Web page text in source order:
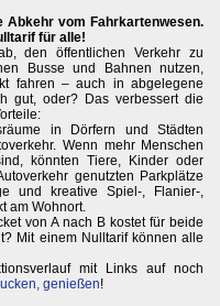
Abkehr vom Fahrkartenwesen.
für alle!
den öffentlichen Verkehr zu
Busse und Bahnen nutzen,
fahren – auch in abgelegene
gut, oder? Das verbessert die
in Dörfern und Städten
Wenn mehr Menschen
könnten Tiere, Kinder oder
genutzten Parkplätze
und kreative Spiel-, Flanier-,
am Wohnort.
von A nach B kostet für beide
Mit einem Nulltarif können alle
mit Links auf noch
genießen!